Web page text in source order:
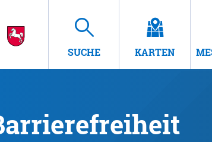
SUCHE KARTEN